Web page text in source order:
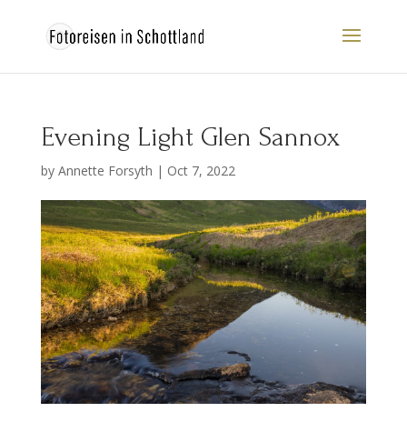
Evening Light Glen Sannox
by Annette Forsyth | Oct 7, 2022